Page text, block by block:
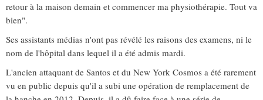
retour à la maison demain et commencer ma physiothérapie. Tout va
bien".
Ses assistants médias n'ont pas révélé les raisons des examens, ni le
nom de l'hôpital dans lequel il a été admis mardi.
L'ancien attaquant de Santos et du New York Cosmos a été rarement
vu en public depuis qu'il a subi une opération de remplacement de